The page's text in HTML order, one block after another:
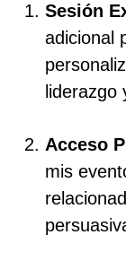
Sesión
adicional
liderazgo
Acceso
mis